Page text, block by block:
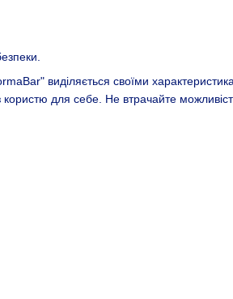
виділяється своїми
для себе. Не втрачайте